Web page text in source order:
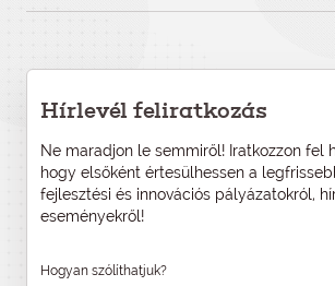
Hírlevél feliratkozás
Ne maradjon le semmiről! Iratkozzon fel
hogy elsőként értesülhessen a
fejlesztési és innovációs pályázatokról,
eseményekről!
Hogyan szólíthatjuk?